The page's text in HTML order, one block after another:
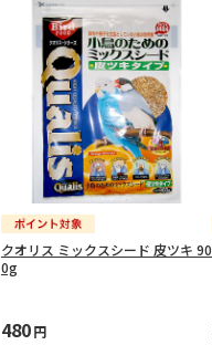
クオリス ミックスシード 皮ツキ 90
0g
480円